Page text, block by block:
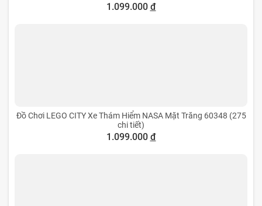
1.099.000 đ
Đồ Chơi LEGO CITY Xe Thám Hiểm NASA Mặt Trăng 60348 (275
chi tiết)
1.099.000 đ